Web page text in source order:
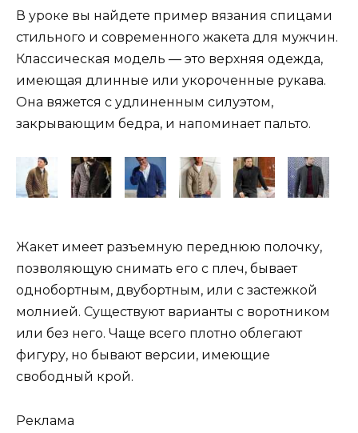
В уроке вы найдете пример вязания спицами
стильного и современного жакета для мужчин.
Классическая модель — это верхняя одежда,
имеющая длинные или укороченные рукава.
Она вяжется с удлиненным силуэтом,
закрывающим бедра, и напоминает пальто.
Жакет имеет разъемную переднюю полочку,
позволяющую снимать его с плеч, бывает
однобортным, двубортным, или с застежкой
молнией. Существуют варианты с воротником
или без него. Чаще всего плотно облегают
фигуру, но бывают версии, имеющие
свободный крой.
Реклама